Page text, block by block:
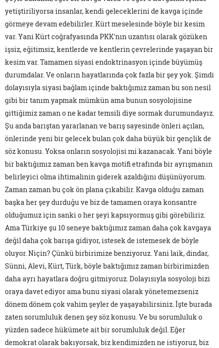
yetiştiriliyorsa insanlar, kendi geleceklerini de kavga içinde
görmeye devam edebilirler. Kürt meselesinde böyle bir kesim
var. Yani Kürt coğrafyasında PKK'nın uzantısı olarak gözüken
işsiz, eğitimsiz, kentlerde ve kentlerin çevrelerinde yaşayan bir
kesim var. Tamamen siyasi endoktrinasyon içinde büyümüş
durumdalar. Ve onların hayatlarında çok fazla bir şey yok. Şimdi
dolayısıyla siyasi bağlam içinde baktığımız zaman bu son nesil
gibi bir tanım yapmak mümkün ama bunun sosyolojisine
gittiğimiz zaman o ne kadar temsili diye sormak durumundayız.
Şu anda barıştan yararlanan ve barış sayesinde önleri açılan,
önlerinde yeni bir gelecek bulan çok daha büyük bir gençlik de
söz konusu. Yoksa onların sosyolojisi mi kazanacak. Yani böyle
bir baktığımız zaman ben kavga motifi etrafında bir ayrışmanın
belirleyici olma ihtimalinin giderek azaldığını düşünüyorum.
Zaman zaman bu çok ön plana çıkabilir. Kavga olduğu zaman
başka her şey durduğu ve biz de tamamen oraya konsantre
olduğumuz için sanki o her şeyi kapsıyormuş gibi görebiliriz.
Ama Türkiye şu 10 seneye baktığımız zaman daha çok kavgaya
değil daha çok barışa gidiyor, istesek de istemesek de böyle
oluyor. Niçin? Çünkü birbirimize benziyoruz. Yani laik, dindar,
Sünni, Alevi, Kürt, Türk, böyle baktığımız zaman birbirimizden
daha ayrı hayatlara doğru gitmiyoruz. Dolayısıyla sosyoloji bizi
oraya davet ediyor ama bunu siyasi olarak yönetemezseniz
dönem dönem çok vahim şeyler de yaşayabilirsiniz. İşte burada
zaten sorumluluk denen şey söz konusu. Ve bu sorumluluk o
yüzden sadece hükümete ait bir sorumluluk değil. Eğer
demokrat olarak bakıyorsak, biz kendimizden ne istiyoruz, biz